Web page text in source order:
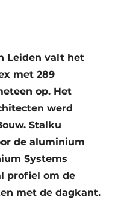
Leiden valt het
met 289
op. Het
werd
Stalku
de aluminium
Systems
profiel om de
met de dagkant.